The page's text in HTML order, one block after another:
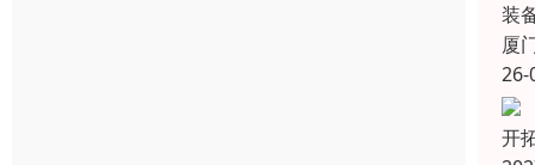
装
厦
26-
开